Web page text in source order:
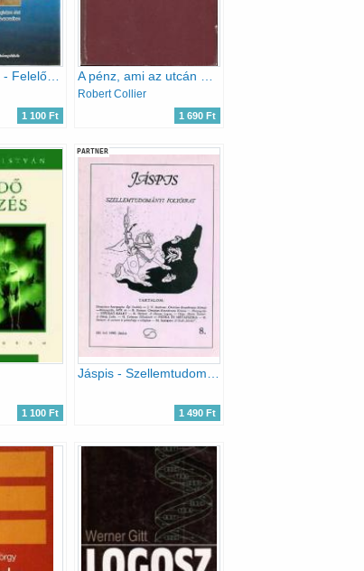
Izgalmas idők - Felelősségteljes élet az új évezredben
1 100 Ft
Robert Collier
1 690 Ft
1 100 Ft
PARTNER
Jáspis - Szellemtudományi folyóirat - III. évf. 8. - 1992. június
1 490 Ft